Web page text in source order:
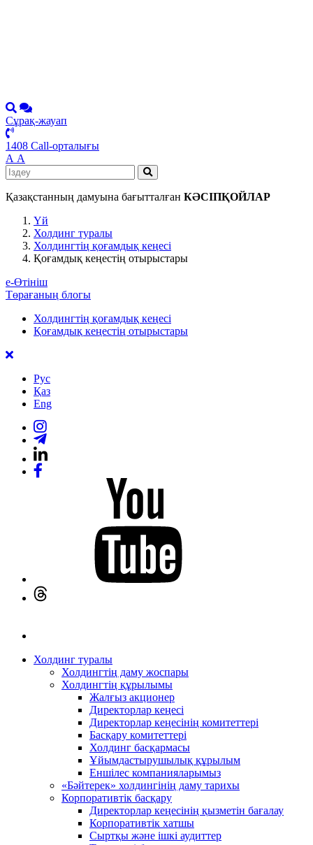
Сұрақ-жауап
1408 Call-орталығы
А А
Қазақстанның дамуына бағытталған КӘСІПҚОЙЛАР
Үй
Холдинг туралы
Холдингтің қоғамдық кеңесі
Қоғамдық кеңестің отырыстары
е-Өтініш
Төрағаның блогы
Холдингтің қоғамдық кеңесі
Қоғамдық кеңестің отырыстары
Рус
Қаз
Eng
Холдинг туралы
Холдингтің даму жоспары
Холдингтің құрылымы
Жалғыз акционер
Директорлар кеңесі
Директорлар кеңесінің комитеттері
Басқару комитеттері
Холдинг басқармасы
Ұйымдастырушылық құрылым
Еншілес компанияларымыз
«Бәйтерек» холдингінің даму тарихы
Корпоративтік басқару
Директорлар кеңесінің қызметін бағалау
Корпоративтік хатшы
Сыртқы және ішкі аудиттер